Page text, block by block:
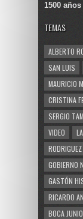
1500 años
TEMAS
ALBERTO
SAN LUIS
MAURICIO
CRISTINA
SERGIO
VIDEO
GOBIERNO
GASTÓN
RICARDO
BOCA